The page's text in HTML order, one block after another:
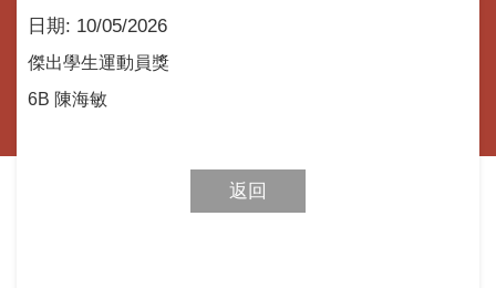
日期: 10/05/2026
傑出學生運動員獎
6B 陳海敏
返回